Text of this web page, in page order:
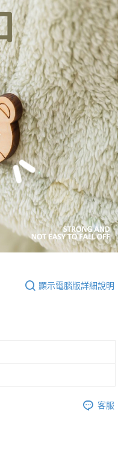
顯示電腦版詳細說明
客服